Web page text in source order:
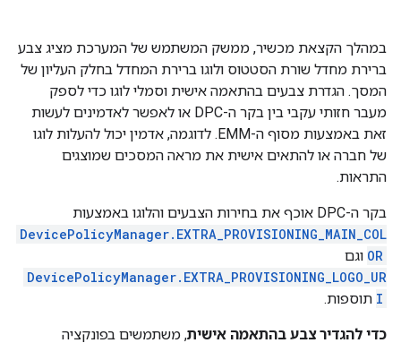
במהלך הקצאת מכשיר, ממשק המשתמש של המערכת מציג צבע
ברירת מחדל שורת הסטטוס ולוגו ברירת המחדל בחלק העליון של
המסך. הגדרת צבעים בהתאמה אישית וסמלי לוגו כדי לספק
מעבר חזותי עקבי בין בקר ה-DPC או לאפשר לאדמינים לעשות
זאת באמצעות מסוף ה-EMM. לדוגמה, אדמין יכול להעלות לוגו
של חברה או להתאים אישית את מראה המסכים שמוצגים
התראות.
בקר ה-DPC אוכף את בחירות הצבעים והלוגו באמצעות
DevicePolicyManager.EXTRA_PROVISIONING_MAIN_COL
OR וגם
DevicePolicyManager.EXTRA_PROVISIONING_LOGO_UR
I תוספות.
כדי להגדיר צבע בהתאמה אישית, משתמשים בפונקציה